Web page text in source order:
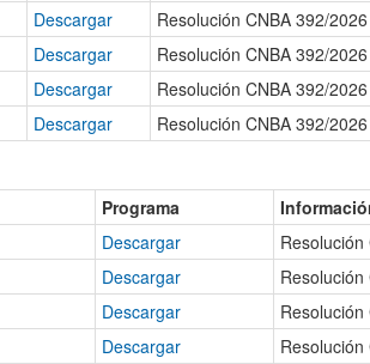
Descargar
Resolución CNBA 392/
Descargar
Resolución CNBA 392/
Descargar
Resolución CNBA 392/
Descargar Resolución CNBA 392/
Programa
Descargar
Descargar
Descargar
Descargar